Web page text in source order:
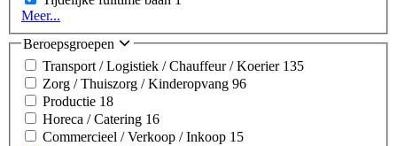
Meer...
Beroepsgroepen
Transport / Logistiek / Chauffeur / Koerier 135
Zorg / Thuiszorg / Kinderopvang 96
Productie 18
Horeca / Catering 16
Commercieel / Verkoop / Inkoop 15